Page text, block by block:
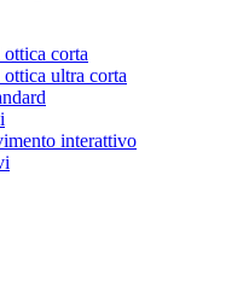
corta
ultra corta
interattivo